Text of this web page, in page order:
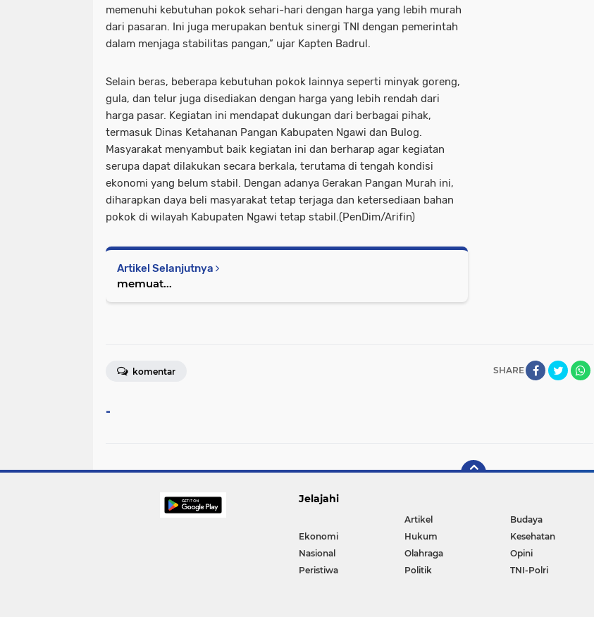
memenuhi kebutuhan pokok sehari-hari dengan harga yang lebih murah
dari pasaran. Ini juga merupakan bentuk sinergi TNI dengan pemerintah
dalam menjaga stabilitas pangan,” ujar Kapten Badrul.
Selain beras, beberapa kebutuhan pokok lainnya seperti minyak goreng,
gula, dan telur juga disediakan dengan harga yang lebih rendah dari
harga pasar. Kegiatan ini mendapat dukungan dari berbagai pihak,
termasuk Dinas Ketahanan Pangan Kabupaten Ngawi dan Bulog.
Masyarakat menyambut baik kegiatan ini dan berharap agar kegiatan
serupa dapat dilakukan secara berkala, terutama di tengah kondisi
ekonomi yang belum stabil. Dengan adanya Gerakan Pangan Murah ini,
diharapkan daya beli masyarakat tetap terjaga dan ketersediaan bahan
pokok di wilayah Kabupaten Ngawi tetap stabil.(PenDim/Arifin)
Artikel Selanjutnya
memuat...
SHARE
komentar
-
Jelajahi
Artikel Budaya
Ekonomi
Hukum Kesehatan
Nasional
Olahraga Opini
Peristiwa
Politik TNI-Polri